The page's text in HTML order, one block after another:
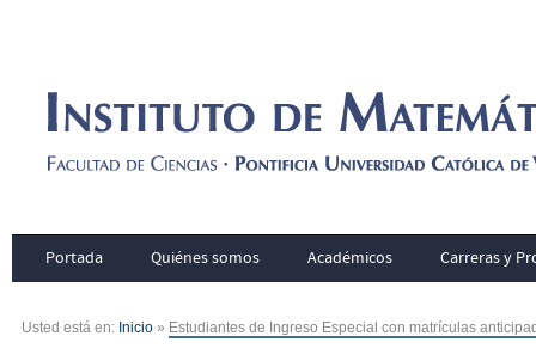
Portada Quiénes somos Académicos Carreras y
Usted está en: Inicio » Estudiantes de Ingreso Especial con matrículas